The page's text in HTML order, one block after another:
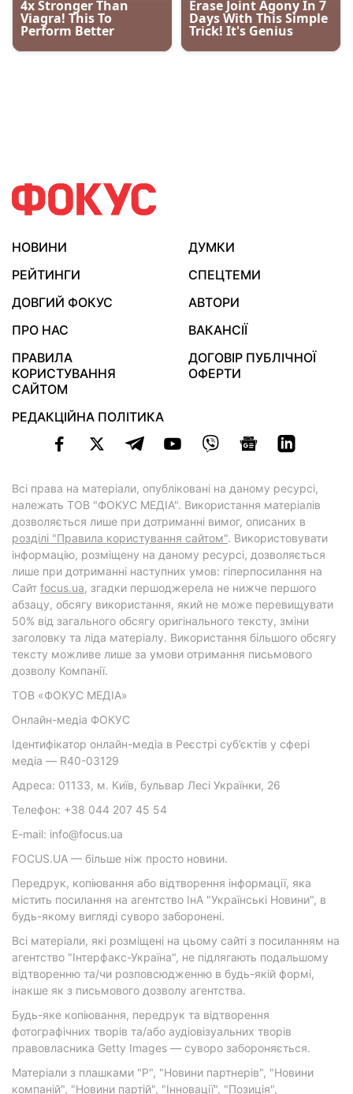
НОВИНИ
ДУМКИ
РЕЙТИНГИ
СПЕЦТЕМИ
ДОВГИЙ ФОКУС
АВТОРИ
ПРО НАС
ВАКАНСІЇ
ПРАВИЛА
КОРИСТУВАННЯ
САЙТОМ
ДОГОВІР ПУБЛІЧНОЇ
ОФЕРТИ
РЕДАКЦІЙНА ПОЛІТИКА
Всі права на матеріали, опубліковані на даному ресурсі,
належать ТОВ "ФОКУС МЕДІА". Використання матеріалів
дозволяється лише при дотриманні вимог, описаних в
розділі "Правила користування сайтом". Використовувати
інформацію, розміщену на даному ресурсі, дозволяється
лише при дотриманні наступних умов: гіперпосилання на
Cайт focus.ua, згадки першоджерела не нижче першого
абзацу, обсягу використання, який не може перевищувати
50% від загального обсягу оригінального тексту, зміни
заголовку та ліда матеріалу. Використання більшого обсягу
тексту можливе лише за умови отримання письмового
дозволу Компанії.
ТОВ «ФОКУС МЕДІА»
Онлайн-медіа ФОКУС
Ідентифікатор онлайн-медіа в Реєстрі суб’єктів у сфері
медіа — R40-03129
Адреса: 01133, м. Київ, бульвар Лесі Українки, 26
Телефон: +38 044 207 45 54
E-mail: info@focus.ua
FOCUS.UA — більше ніж просто новини.
Передрук, копіювання або відтворення інформації, яка
містить посилання на агентство ІнА "Українські Новини", в
будь-якому вигляді суворо заборонені.
Всі матеріали, які розміщені на цьому сайті з посиланням на
агентство "Інтерфакс-Україна", не підлягають подальшому
відтворенню та/чи розповсюдженню в будь-якій формі,
інакше як з письмового дозволу агентства.
Будь-яке копіювання, передрук та відтворення
фотографічних творів та/або аудіовізуальних творів
правовласника Getty Images — суворо забороняється.
Матеріали з плашками "Р", "Новини партнерів", "Новини
компаній", "Новини партій", "Інновації", "Позиція",